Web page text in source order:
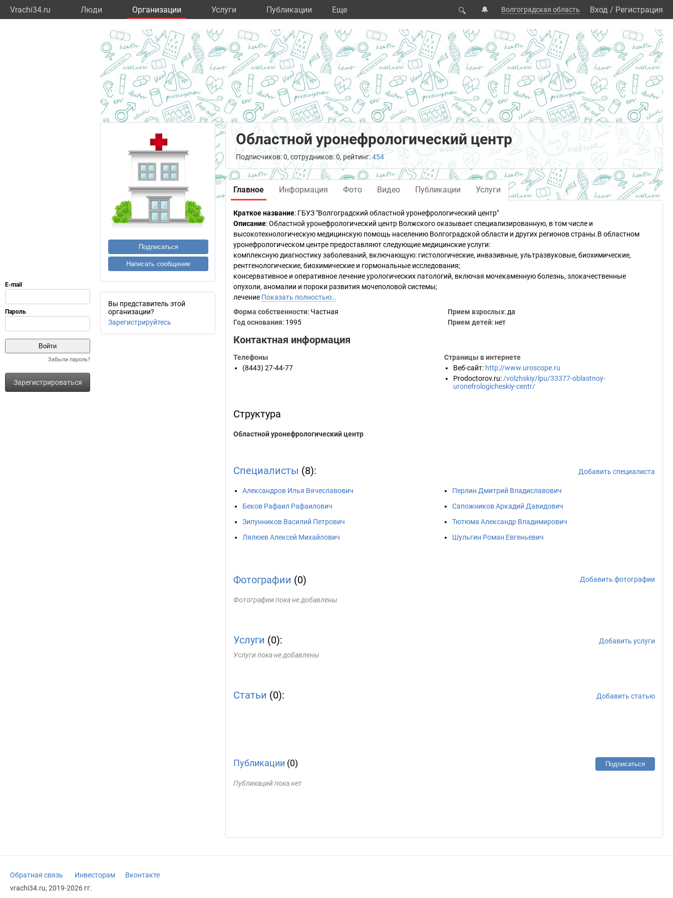
Vrachi34.ru Люди Организации Услуги Публикации Eще 🔍 🔔 Волгоградская область Вход / Регистрация
Забыли пароль?
Зарегистрироваться
Подписаться
Написать сообщение
Вы представитель этой
организации?
Зарегистрируйтесь
Областной уронефрологический центр
Подписчиков: 0, сотрудников: 0, рейтинг:454
Главное Информация Фото Видео Публикации Услуги
Краткое название: ГБУЗ "Волгоградский областной уронефрологический центр"
Описание: Областной уронефрологический центр Волжского оказывает специализированную, в том числе и
высокотехнологическую медицинскую помощь населению Волгоградской области и других регионов страны.В областном
уронефрологическом центре предоставляют следующие медицинские услуги:
комплексную диагностику заболеваний, включающую: гистологические, инвазивные, ультразвуковые, биохимические,
рентгенологические, биохимические и гормональные исследования;
консервативное и оперативное лечение урологических патологий, включая мочекаменную болезнь, злокачественные
опухоли, аномалии и пороки развития мочеполовой системы;
лечение Показать полностью…
Форма собственности: Частная
Год основания: 1995
Прием взрослых: да
Прием детей: нет
Контактная информация
Телефоны
(8443) 27-44-77
Страницы в интернете
Веб-сайт: http://www.uroscope.ru
Prodoctorov.ru: /volzhskiy/lpu/33377-oblastnoy-
uronefrologicheskiy-centr/
Структура
Областной уронефрологический центр
Специалисты (8): Добавить специалиста
Александров Илья Вячеславович
Беков Рафаил Рафаилович
Зипунников Василий Петрович
Лялюев Алексей Михайлович
Перлин Дмитрий Владиславович
Сапожников Аркадий Давидович
Тютюма Александр Владимирович
Шульгин Роман Евгеньевич
Фотографии (0) Добавить фотографии
Фотографии пока не добавлены
Услуги (0):
Добавить услуги
Услуги пока не добавлены
Статьи (0): Добавить статью
Публикации (0) Подписаться
Публикаций пока нет
Обратная связь Инвесторам
Вконтакте
vrachi34.ru, 2019-2026 гг.